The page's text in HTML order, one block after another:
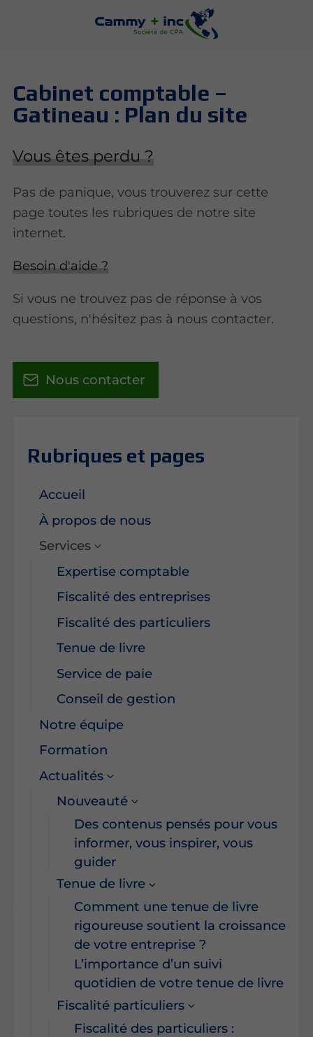
Cabinet comptable –
Gatineau : Plan du site
Vous êtes perdu ?
Pas de panique, vous trouverez sur cette
page toutes les rubriques de notre site
internet.​​
Besoin d'aide ?
Si vous ne trouvez pas de réponse à vos
questions, n'hésitez pas à nous contacter.
Nous contacter
Rubriques et pages
Accueil
À propos de nous
Services
Expertise comptable
Fiscalité des entreprises
Fiscalité des particuliers
Tenue de livre
Service de paie
Conseil de gestion
Notre équipe
Formation
Actualités
Nouveauté
Des contenus pensés pour vous
informer, vous inspirer, vous
guider
Tenue de livre
Comment une tenue de livre
rigoureuse soutient la croissance
de votre entreprise ?
L’importance d’un suivi
quotidien de votre tenue de livre
Fiscalité particuliers
Fiscalité des particuliers :